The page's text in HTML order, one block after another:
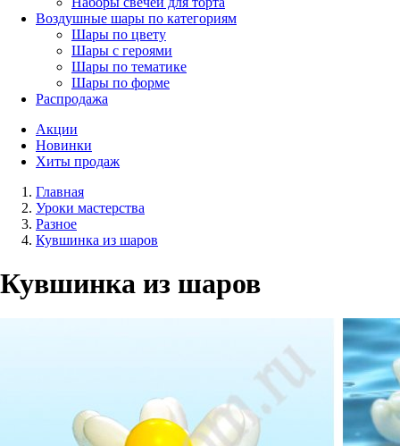
Воздушные шары по категориям
Шары по цвету
Шары с героями
Шары по тематике
Шары по форме
Распродажа
Акции
Новинки
Хиты продаж
Главная
Уроки мастерства
Разное
Кувшинка из шаров
Кувшинка из шаров